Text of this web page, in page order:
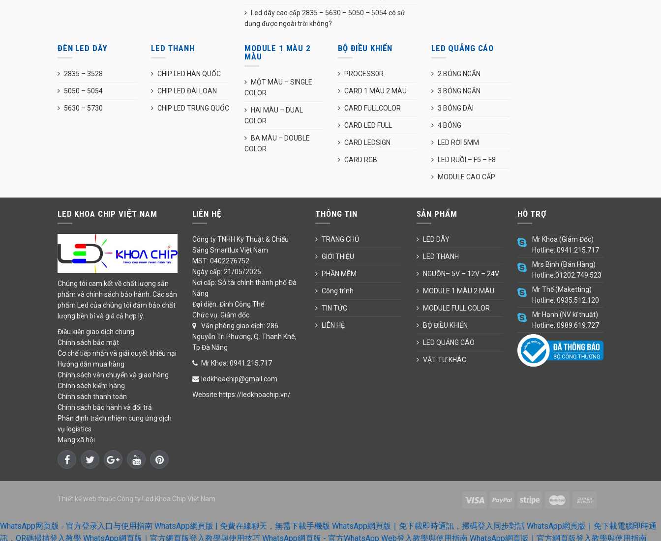
Led dây cao cấp 2835 – 5630 – 5050 – 5054 có sử
dụng được ngoài trời không?
ĐÈN LED DÂY
2835 – 3528
5050 – 5054
5630 – 5730
LED THANH
CHIP LED HÀN QUỐC
CHIP LED ĐÀI LOAN
CHIP LED TRUNG QUỐC
MODULE 1 MÀU 2
MÀU
MỘT MÀU – SINGLE
COLOR
HAI MÀU – DUAL
COLOR
BA MÀU – DOUBLE
COLOR
BỘ ĐIỀU KHIỂN
PROCESS0R
CARD 1 MÀU 2 MÀU
CARD FULLCOLOR
CARD LED FULL
CARD LEDSIGN
CARD RGB
LED QUẢNG CÁO
2 BÓNG NGẮN
3 BÓNG NGẮN
3 BÓNG DÀI
4 BÓNG
LED RỜI 5MM
LED RUỒI – F5 – F8
MODULE CAO CẤP
LED KHOA CHIP VIỆT NAM
Chúng tôi cam kết về chất lượng sản
phẩm và chính sách bảo hành. Các sản
phẩm Led của chúng tôi đảm bảo chất
lượng bền bỉ và giá cả hợp lý.
Điều kiện giao dịch chung
Chính sách bảo mật
Cơ chế tiếp nhận và giải quyết khiếu nại
Hướng dẫn mua hàng
Chính sách vận chuyển và giao hàng
Chính sách kiểm hàng
Chính sách thanh toán
Chính sách bảo hành và đổi trả
Phân định trách nhiệm cung ứng dịch
vụ logistics
Mạng xã hội
LIÊN HỆ
Công ty TNHH Kỹ Thuật & Chiếu
Sáng Smartlux Việt Nam
MST: 0402276752
Ngày cấp: 21/05/2025
Nơi cấp: Sở tài chính thành phố Đà
Nẵng
Đại diện: Đinh Công Thế
Chức vụ: Giám đốc
Văn phòng giao dịch: 286
Nguyễn Tri Phương, Q. Thanh Khê,
Tp Đà Nẵng
Mr Khoa: 0941.215.717
ledkhoachip@gmail.com
Website:https://ledkhoachip.vn/
THÔNG TIN
TRANG CHỦ
GIỚI THIỆU
PHẦN MỀM
Công trình
TIN TỨC
LIÊN HỆ
SẢN PHẨM
LED DÂY
LED THANH
NGUỒN– 5V – 12V – 24V
MODULE 1 MÀU 2 MÀU
MODULE FULL COLOR
BỘ ĐIỀU KHIỂN
LED QUẢNG CÁO
VẬT TƯ KHÁC
HỖ TRỢ
Mr Khoa (Giám Đốc)
Hotline: 0941.215.717
Mrs Bình (Bán Hàng)
Hotline:01202.749.523
Mr Thế (Maketting)
Hotline: 0935.512.120
Mr Hạnh (NV kĩ thuật)
Hotline: 0989.619.727
Thiết kế web thuộc Công ty Led Khoa Chip Việt Nam
WhatsApp网页版 - 官方登录入口与使用指南 WhatsApp網頁版 | 免費在線聊天，無需下載手機版 WhatsApp網頁版｜免下載即時通訊，掃碼登入同步對話 WhatsApp網頁版｜免下載電腦即時通
訊，QR碼掃描登入教學 WhatsApp網頁版｜官方網頁版登入教學與使用技巧 WhatsApp網頁版 - 官方WhatsApp Web登入教學與使用指南 WhatsApp網頁版｜官方網頁版登入教學與使用指南